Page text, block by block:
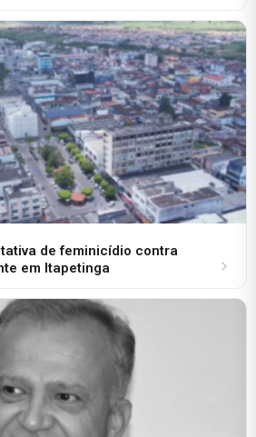
de feminicídio contra
em Itapetinga